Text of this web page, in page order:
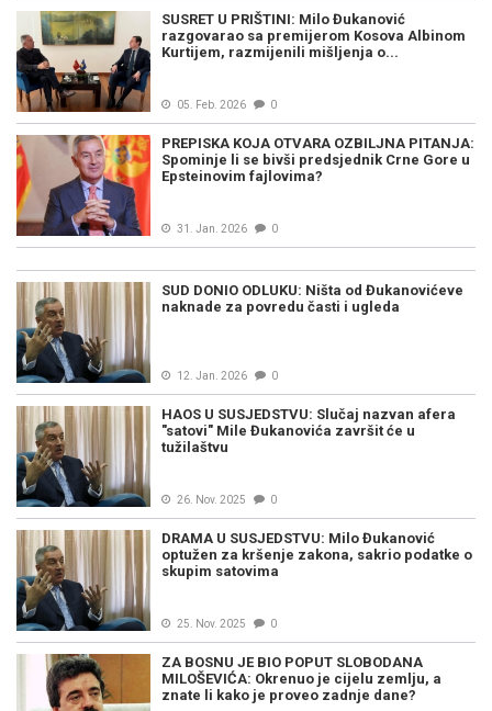
SUSRET U PRIŠTINI: Milo Đukanović
razgovarao sa premijerom Kosova Albinom
Kurtijem, razmijenili mišljenja o...
05. Feb. 2026 0
PREPISKA KOJA OTVARA OZBILJNA PITANJA:
Spominje li se bivši predsjednik Crne Gore u
Epsteinovim fajlovima?
31. Jan. 2026 0
SUD DONIO ODLUKU: Ništa od Đukanovićeve
naknade za povredu časti i ugleda
12. Jan. 2026 0
HAOS U SUSJEDSTVU: Slučaj nazvan afera
"satovi" Mile Đukanovića završit će u
tužilaštvu
26. Nov. 2025 0
DRAMA U SUSJEDSTVU: Milo Đukanović
optužen za kršenje zakona, sakrio podatke o
skupim satovima
25. Nov. 2025 0
ZA BOSNU JE BIO POPUT SLOBODANA
MILOŠEVIĆA: Okrenuo je cijelu zemlju, a
znate li kako je proveo zadnje dane?